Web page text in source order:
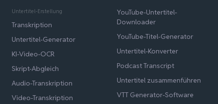
Untertitel-Erstellung
Transkription
Untertitel-Generator
KI-Video-OCR
Skript-Abgleich
Audio-Transkription
Video-Transkription
YouTube-Untertitel-
Downloader
YouTube-Titel-Generator
Untertitel-Konverter
Podcast Transcript
Untertitel zusammenführen
VTT Generator-Software